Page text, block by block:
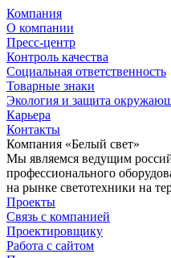
Компания
О компании
Пресс-центр
Контроль качества
Социальная ответственность
Товарные знаки
Экология и защита
Карьера
Контакты
Компания «Белый свет»
Мы являемся ведущим
профессионального
на рынке светотехники на
Проекты
Связь с компанией
Проектировщику
Работа с сайтом